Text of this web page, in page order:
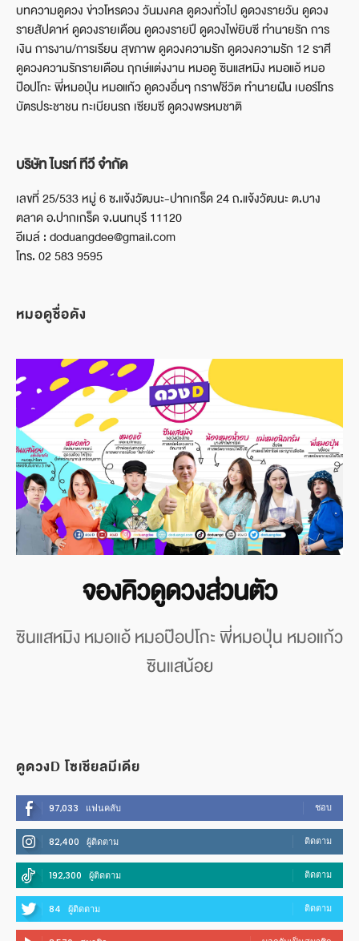
บทความดูดวง ข่าวโหรดวง วันมงคล ดูดวงทั่วไป ดูดวงรายวัน ดูดวง
รายสัปดาห์ ดูดวงรายเดือน ดูดวงรายปี ดูดวงไพ่ยิบซี ทำนายรัก การ
เงิน การงาน/การเรียน สุขภาพ ดูดวงความรัก ดูดวงความรัก 12 ราศี
ดูดวงความรักรายเดือน ฤกษ์แต่งงาน หมอดู ซินแสหมิง หมอแอ้ หมอ
ป๊อปโกะ พี่หมอปุ่น หมอแก้ว ดูดวงอื่นๆ กราฟชีวิต ทำนายฝัน เบอร์โทร
บัตรประชาชน ทะเบียนรถ เซียมซี ดูดวงพรหมชาติ
บริษัท ไบรท์ ทีวี จำกัด
เลขที่ 25/533 หมู่ 6 ซ.แจ้งวัฒนะ-ปากเกร็ด 24 ถ.แจ้งวัฒนะ ต.บาง
ตลาด อ.ปากเกร็ด จ.นนทบุรี 11120
อีเมล์ : doduangdee@gmail.com
โทร. 02 583 9595
หมอดูชื่อดัง
จองคิวดูดวงส่วนตัว
ซินแสหมิง หมอแอ้ หมอป๊อปโกะ พี่หมอปุ่น หมอแก้ว
ซินแสน้อย
ดูดวงD โซเชียลมีเดีย
97,033 แฟนคลับ ชอบ
82,400 ผู้ติดตาม ติดตาม
192,300 ผู้ติดตาม ติดตาม
84 ผู้ติดตาม ติดตาม